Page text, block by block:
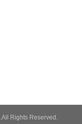
.All Rights Reserved.